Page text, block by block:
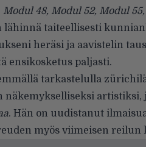
Modul 48, Modul 52, Modul
lähinnä taiteellisesti
heräsi ja aavistelin
ensikosketus paljasti.
tarkastelulla
artistiksi,
. Hän on uudistanut
myös viimeisen reilun